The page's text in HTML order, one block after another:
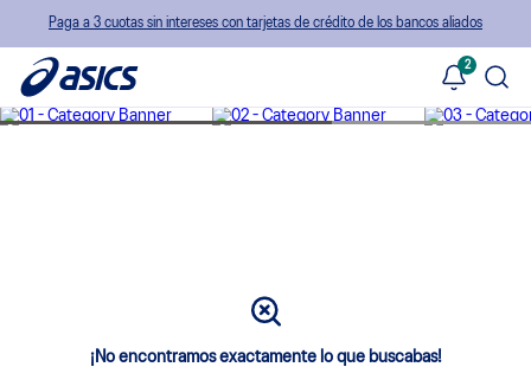
Paga a 3 cuotas sin intereses con tarjetas de crédito de los bancos aliados
2
¡No encontramos exactamente lo que buscabas!